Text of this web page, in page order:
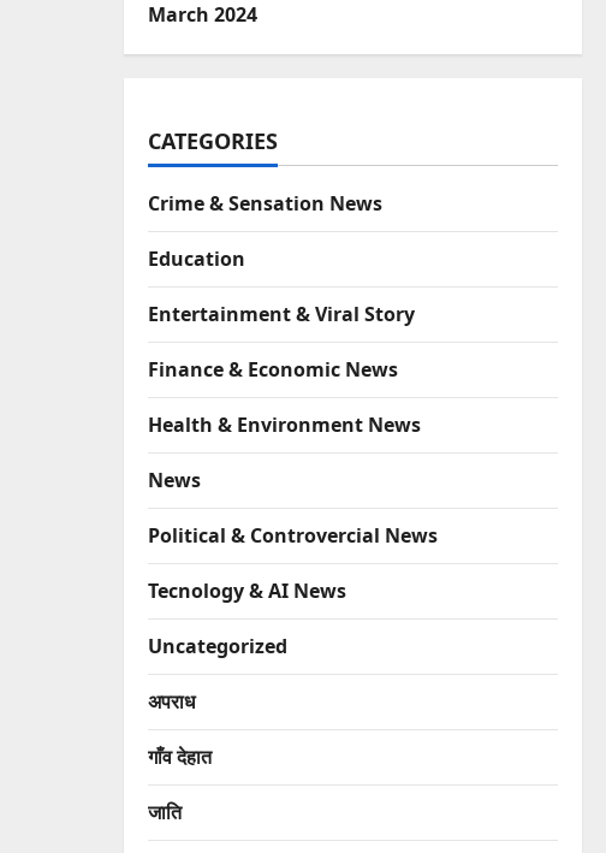
March 2024
CATEGORIES
Crime & Sensation News
Education
Entertainment & Viral Story
Finance & Economic News
Health & Environment News
News
Political & Controvercial News
Tecnology & AI News
Uncategorized
अपराध
गाँव देहात
जाति